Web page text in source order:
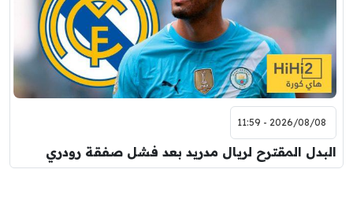
2026/08/08 - 11:59
البدل المقترح لريال مدريد بعد فشل صفقة رودري